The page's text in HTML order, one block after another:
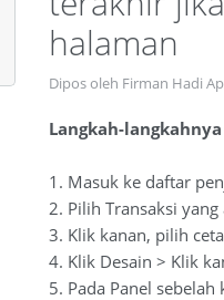
halaman
Dipos oleh Firman Hadi
Langkah-
1. Masuk ke daftar
2. Pilih Transaksi
3. Klik kanan, pilih
4. Klik Desain > Klik
5. Pada Panel